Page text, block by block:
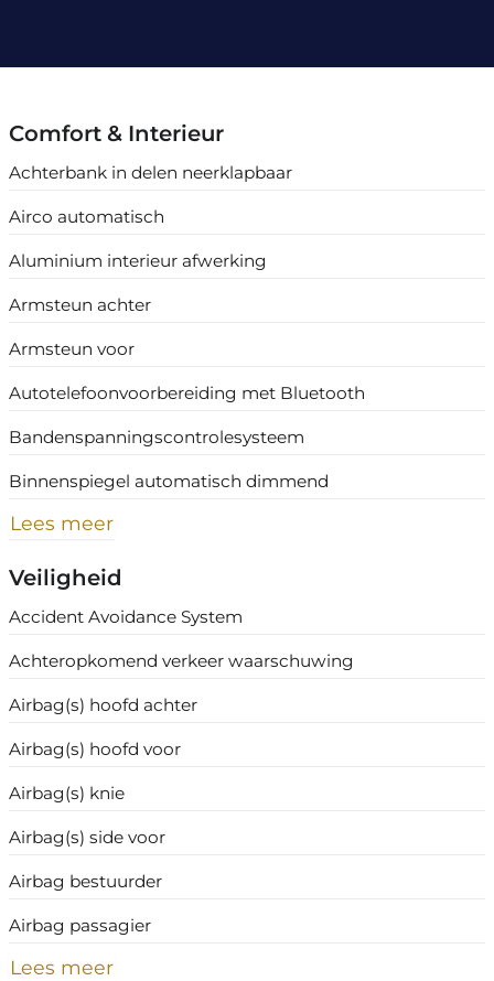
Comfort & Interieur
Achterbank in delen neerklapbaar
Airco automatisch
Aluminium interieur afwerking
Armsteun achter
Armsteun voor
Autotelefoonvoorbereiding met Bluetooth
Bandenspanningscontrolesysteem
Binnenspiegel automatisch dimmend
Lees meer
Veiligheid
Accident Avoidance System
Achteropkomend verkeer waarschuwing
Airbag(s) hoofd achter
Airbag(s) hoofd voor
Airbag(s) knie
Airbag(s) side voor
Airbag bestuurder
Airbag passagier
Lees meer